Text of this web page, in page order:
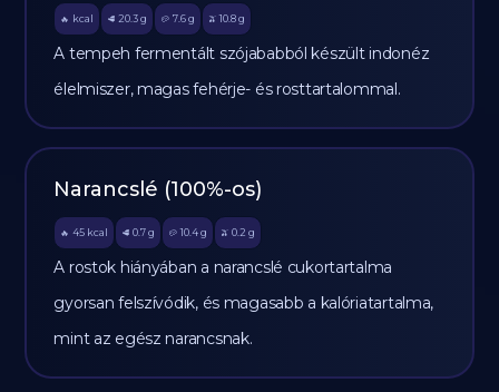
🔥 kcal 🥩 20.3 g 🥔 7.6g 🫒 10.8 g
A tempeh fermentált szójababból készült indonéz
élelmiszer, magas fehérje- és rosttartalommal.
Narancslé (100%-os)
🔥 45 kcal 🥩 0.7 g 🥔 10.4g 🫒 0.2 g
A rostok hiányában a narancslé cukortartalma
gyorsan felszívódik, és magasabb a kalóriatartalma,
mint az egész narancsnak.